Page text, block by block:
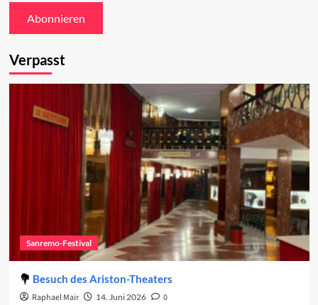
Verpasst
Sanremo-Festival
Besuch des Ariston-Theaters
Raphael Mair 14. Juni 2026 0